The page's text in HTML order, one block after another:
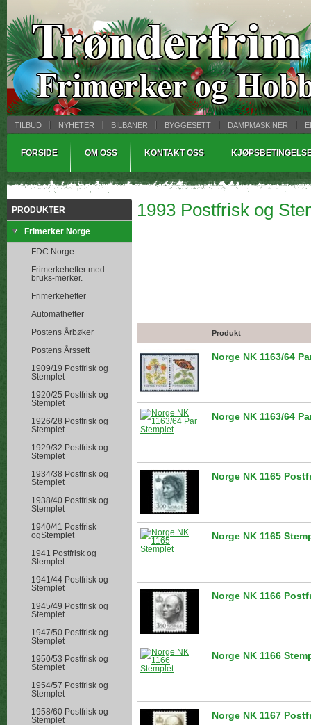
TILBUD NYHETER BILBANER BYGGESETT DAMPMASKINER
FORSIDE OM OSS KONTAKT OSS
PRODUKTER
Frimerker Norge
FDC Norge
Frimerkehefter med
bruks-merker.
Frimerkehefter
Automathefter
Postens Årbøker
Postens Årssett
1909/19 Postfrisk og
Stemplet
1920/25 Postfrisk og
Stemplet
1926/28 Postfrisk og
Stemplet
1929/32 Postfrisk og
Stemplet
1934/38 Postfrisk og
Stemplet
1938/40 Postfrisk og
Stemplet
1940/41 Postfrisk
ogStemplet
1941 Postfrisk og
Stemplet
1941/44 Postfrisk og
Stemplet
1945/49 Postfrisk og
Stemplet
1947/50 Postfrisk og
Stemplet
1950/53 Postfrisk og
Stemplet
1954/57 Postfrisk og
Stemplet
1958/60 Postfrisk og
Stemplet
1993 Postfrisk og
Produkt
Norge NK 1163/64
Norge NK 1163/64
Norge NK 1165
Norge NK 1165
Norge NK 1166
Norge NK 1166
Norge NK 1167